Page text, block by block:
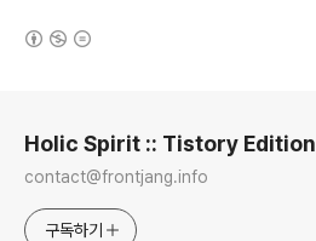
Holic Spirit :: Tistory Edition
contact@frontjang.info
구독하기